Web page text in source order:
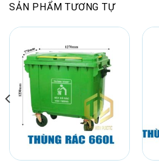
SẢN PHẨM TƯƠNG TỰ